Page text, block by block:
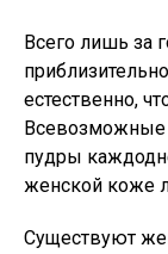
Всего лишь за
естественно,
Всевозможные
пудры
женской коже
Существуют